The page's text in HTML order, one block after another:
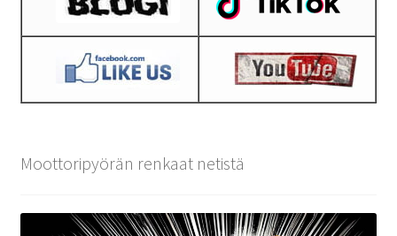
Moottoripyörän renkaat netistä